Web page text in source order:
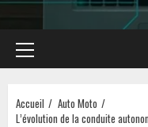
Menu
principal
Accueil
Auto Moto
L’évolution de la conduite